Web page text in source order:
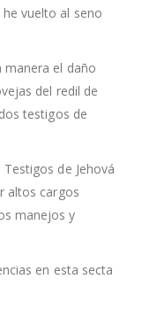
vuelto al seno
manera el daño
del redil de
testigos de
de Jehová
altos cargos
manejos y
en esta secta